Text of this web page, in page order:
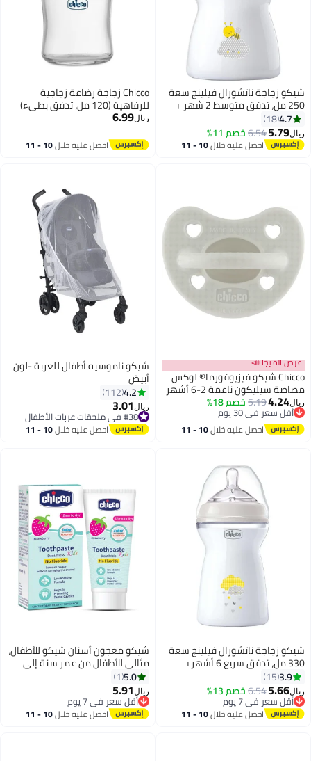
شيكو زجاجة ناتشورال فيلينج سعة
250 مل، تدفق متوسط 2 شهر +
سيليكون، محايدة
4.7
18
ريال5.79
6.54خصم 11%
احصل عليه خلال 10 - 11
Chicco زجاجة رضاعة زجاجية
للرفاهية (120 مل، تدفق بطيء)
(أزرق) 0M+
ريال6.99
احصل عليه خلال 10 - 11
عرض الميجا 📣
Chicco شيكو فيزيوفورما® لوكس
مصاصة سيليكون ناعمة 2-6 أشهر
1 قطعة، رمادي
ريال4.24
5.19خصم 18%
أقل سعر في 30 يوم
أقل سعر في 30 يوماحصل عليه خلال 10 - 11
شيكو ناموسيه أطفال للعربة -لون
أبيض
4.2
112
ريال3.01
#38 في ملحقات عربات الأطفال
#38 في ملحقات عربات الأطفال احصل عليه خلال 10 - 11
شيكو زجاجة ناتشورال فيلينج سعة
330 مل، تدفق سريع 6 أشهر+
سيليكون، محايدة
3.9
15
ريال5.66
6.54خصم 13%
أقل سعر في 7 يوم
أقل سعر في 7 يوماحصل عليه خلال 10 - 11
شيكو معجون أسنان شيكو للأطفال،
مثالي للأطفال من عمر سنة إلى
غرامًا | خالٍ من الفلورايد وقليل
الكشط | يزيل البلاك ويساعد على
منع التسوس
5.0
1
ريال5.91
أقل سعر في 7 يوم
أقل سعر في 7 يوماحصل عليه خلال 10 - 11